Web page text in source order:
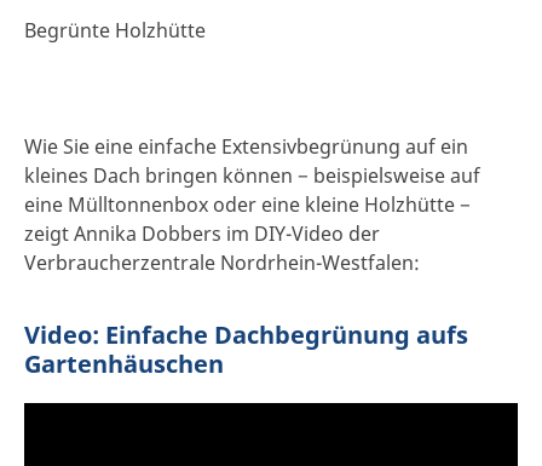
Begrünte Holzhütte
Wie Sie eine einfache Extensivbegrünung auf ein
kleines Dach bringen können − beispielsweise auf
eine Mülltonnenbox oder eine kleine Holzhütte −
zeigt Annika Dobbers im DIY-Video der
Verbraucherzentrale Nordrhein-Westfalen:
Video: Einfache Dachbegrünung aufs
Gartenhäuschen